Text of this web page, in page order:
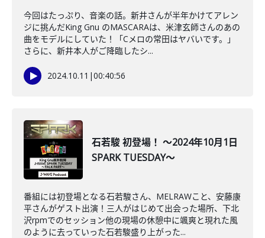
今回はたっぷり、音楽の話。新井さんが半年かけてアレン
ジに挑んだKing Gnu のMASCARAは、米津玄師さんのあの
曲をモデルにしていた！「Cメロの常田はヤバいです。」
さらに、新井本人がご降臨したシ...
2024.10.11 |00:40:56
石若駿 初登場！ ～2024年10月1日
SPARK TUESDAY～
番組には初登場となる石若駿さん、MELRAWこと、安藤康
平さんがゲスト出演！三人がはじめて出会った場所、下北
沢rpmでのセッション他の現場の休憩中に颯爽と現れた風
のように去っていった石若駿盛り上がった...